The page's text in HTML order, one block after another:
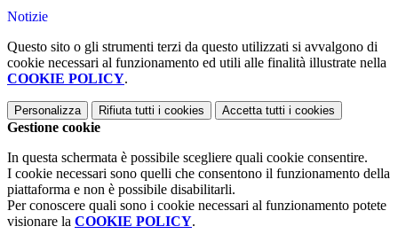
Notizie
Questo sito o gli strumenti terzi da questo utilizzati si avvalgono di
cookie necessari al funzionamento ed utili alle finalità illustrate nella
COOKIE POLICY.
Personalizza Rifiuta tutti i cookies Accetta tutti i cookies
Gestione cookie
In questa schermata è possibile scegliere quali cookie consentire.
I cookie necessari sono quelli che consentono il funzionamento della
piattaforma e non è possibile disabilitarli.
Per conoscere quali sono i cookie necessari al funzionamento potete
visionare la COOKIE POLICY.